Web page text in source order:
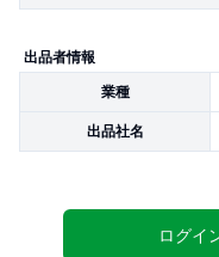
出品者情報
業種
出品社名
ログイ